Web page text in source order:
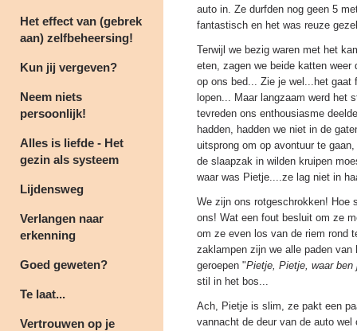
Het effect van (gebrek
aan) zelfbeheersing!
Kun jij vergeven?
Neem niets
persoonlijk!
Alles is liefde - Het
gezin als systeem
Lijdensweg
Verlangen naar
erkenning
Goed geweten?
Te laat...
Vertrouwen op je
auto in. Ze durfden nog geen 5
fantastisch en het was reuze
Terwijl we bezig waren met het
eten, zagen we beide katten
op ons bed... Zie je wel...het gaat
lopen... Maar langzaam werd het
tevreden ons enthousiasme
hadden, hadden we niet in de
uitsprong om op avontuur te
de slaapzak in wilden kruipen
waar was Pietje....ze lag niet in
We zijn ons rotgeschrokken! Hoe
ons! Wat een fout besluit om ze
om ze even los van de riem rond
zaklampen zijn we alle paden
geroepen "Pietje, Pietje, waar
stil in het bos...
Ach, Pietje is slim, ze pakt een
vannacht de deur van de auto